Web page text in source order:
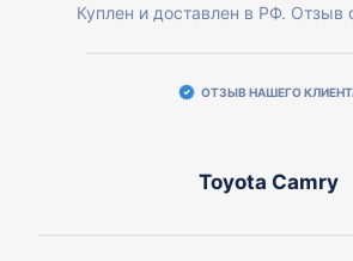
Куплен и доставлен в РФ. Отзыв
ОТЗЫВ НАШЕГО
Toyota Camry